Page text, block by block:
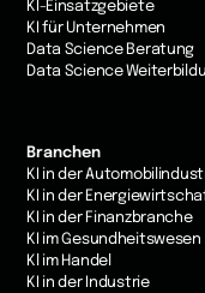
KI-Einsatzgebiete
KI für Unternehmen
Data Science Beratung
Data Science
Branchen
KI in der
KI in der
KI in der Finanzbranche
KI im Gesundheitswesen
Kl im Handel
KI in der Industrie